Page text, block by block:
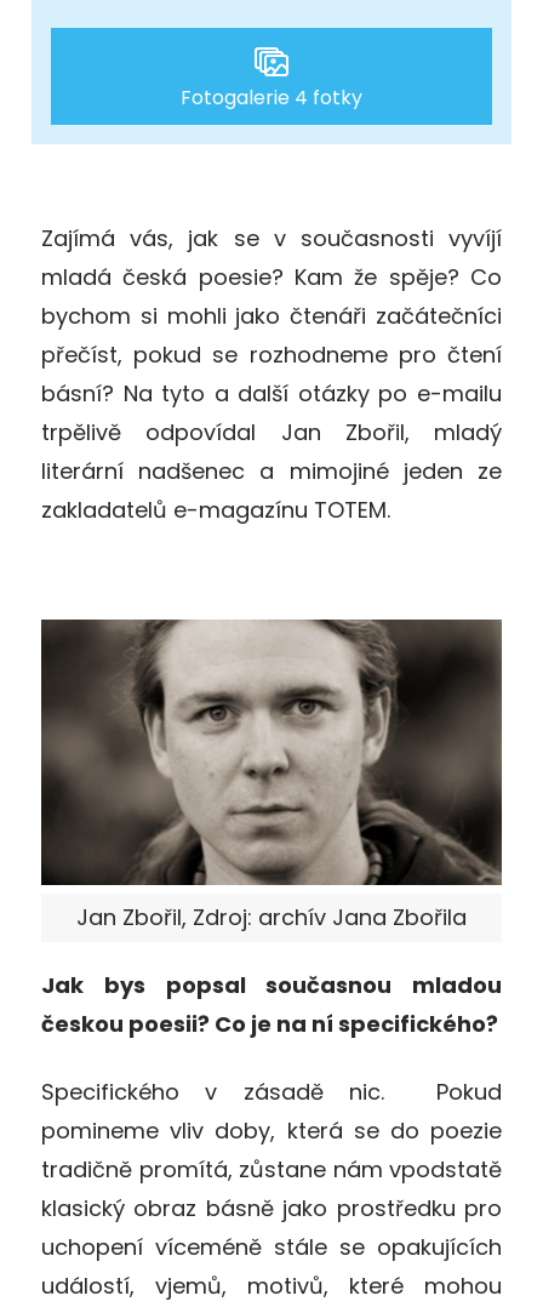
Fotogalerie 4 fotky
Zajímá vás, jak se v současnosti vyvíjí
mladá česká poesie? Kam že spěje? Co
bychom si mohli jako čtenáři začátečníci
přečíst, pokud se rozhodneme pro čtení
básní? Na tyto a další otázky po e-mailu
trpělivě odpovídal Jan Zbořil, mladý
literární nadšenec a mimojiné jeden ze
zakladatelů e-magazínu TOTEM.
Jan Zbořil, Zdroj: archív Jana Zbořila
Jak bys popsal současnou mladou
českou poesii? Co je na ní specifického?
Specifického v zásadě nic. Pokud
pomineme vliv doby, která se do poezie
tradičně promítá, zůstane nám vpodstatě
klasický obraz básně jako prostředku pro
uchopení víceméně stále se opakujících
událostí, vjemů, motivů, které mohou